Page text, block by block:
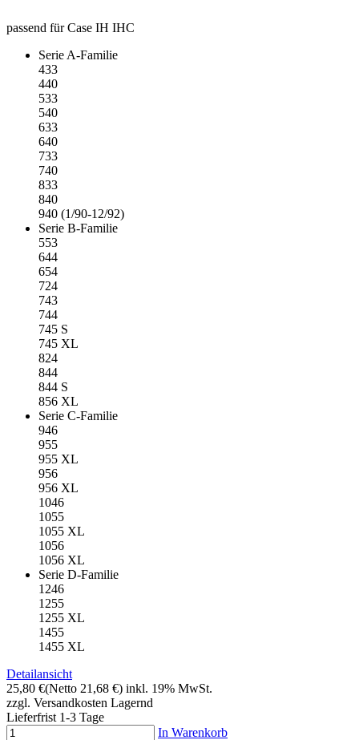
passend für Case IH IHC
Serie A-Familie
433
440
533
540
633
640
733
740
833
840
940 (1/90-12/92)
Serie B-Familie
553
644
654
724
743
744
745 S
745 XL
824
844
844 S
856 XL
Serie C-Familie
946
955
955 XL
956
956 XL
1046
1055
1055 XL
1056
1056 XL
Serie D-Familie
1246
1255
1255 XL
1455
1455 XL
Detailansicht
25,80 €(Netto 21,68 €) inkl. 19% MwSt.
zzgl. Versandkosten Lagernd
Lieferfrist 1-3 Tage
In Warenkorb